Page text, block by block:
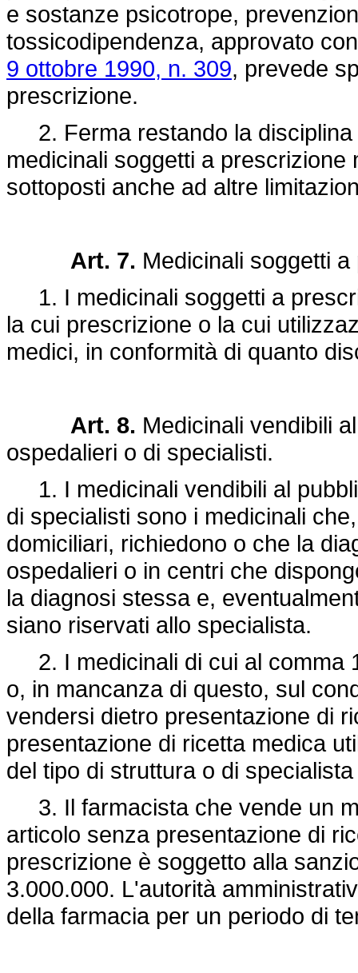
e sostanze psicotrope,
tossicodipendenza, approvato
9 ottobre 1990, n. 309, prevede
prescrizione.
2. Ferma restando la disciplina
medicinali soggetti a
sottoposti anche ad altre
Art. 7. Medicinali soggetti
1. I medicinali soggetti a
la cui prescrizione o la cui
medici, in conformità di quanto
Art. 8. Medicinali vendibili
ospedalieri o di specialisti.
1. I medicinali vendibili al
di specialisti sono i medicinali
domiciliari, richiedono o che la
ospedalieri o in centri che
la diagnosi stessa e,
siano riservati allo specialista.
2. I medicinali di cui al comma
o, in mancanza di questo, sul
vendersi dietro presentazione di
presentazione di ricetta medica
del tipo di struttura o di
3. Il farmacista che vende un
articolo senza presentazione di
prescrizione è soggetto alla
3.000.000. L'autorità
della farmacia per un periodo di